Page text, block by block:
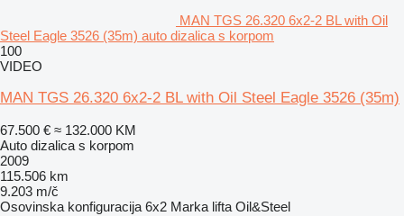
MAN TGS 26.320 6x2-2 BL with Oil
Steel Eagle 3526 (35m) auto dizalica s korpom
100
VIDEO
MAN TGS 26.320 6x2-2 BL with Oil Steel Eagle 3526 (35m)
67.500 € ≈ 132.000 KM
Auto dizalica s korpom
2009
115.506 km
9.203 m/č
Osovinska konfiguracija 6x2 Marka lifta Oil&Steel